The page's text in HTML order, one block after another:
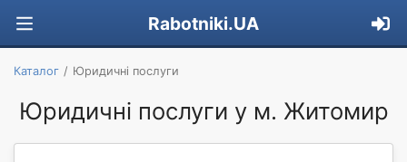
Rabotniki.UA
Каталог Юридичні послуги
Юридичні послуги у м. Житомир